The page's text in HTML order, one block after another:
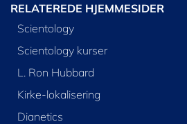
RELATEREDE HJEMMESIDER
Scientology
Scientology kurser
L. Ron Hubbard
Kirke-lokalisering
Dianetics